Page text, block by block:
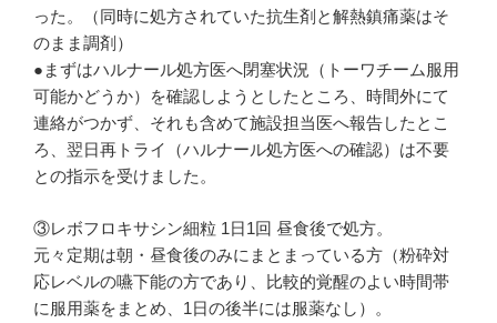
った。（同時に処方されていた抗生剤と解熱鎮痛薬はそ
のまま調剤）
●まずはハルナール処方医へ閉塞状況（トーワチーム服用
可能かどうか）を確認しようとしたところ、時間外にて
連絡がつかず、それも含めて施設担当医へ報告したとこ
ろ、翌日再トライ（ハルナール処方医への確認）は不要
との指示を受けました。
③レボフロキサシン細粒 1日1回 昼食後で処方。
元々定期は朝・昼食後のみにまとまっている方（粉砕対
応レベルの嚥下能の方であり、比較的覚醒のよい時間帯
に服用薬をまとめ、1日の後半には服薬なし）。